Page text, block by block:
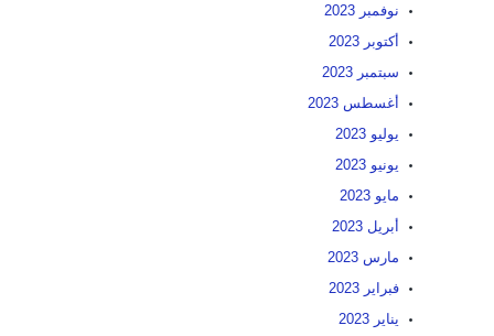
نوفمبر 2023
أكتوبر 2023
سبتمبر 2023
أغسطس 2023
يوليو 2023
يونيو 2023
مايو 2023
أبريل 2023
مارس 2023
فبراير 2023
يناير 2023